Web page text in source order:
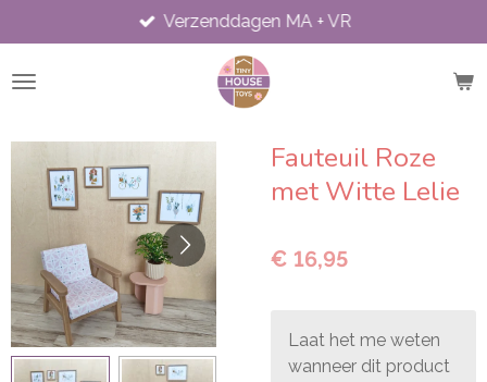
direct
naar
Verzenddagen MA + VR
Fauteuil Roze
met Witte Lelie
€ 16,95
Laat het me weten
wanneer dit product